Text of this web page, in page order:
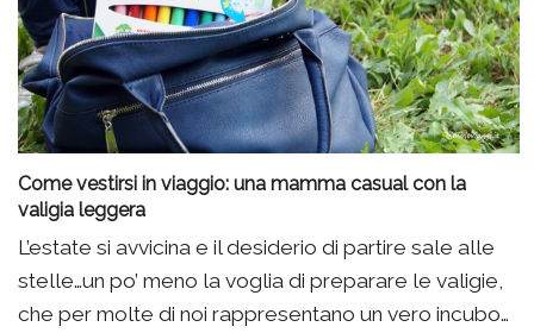
Come vestirsi in viaggio: una mamma casual con la
valigia leggera
L’estate si avvicina e il desiderio di partire sale alle
stelle…un po’ meno la voglia di preparare le valigie,
che per molte di noi rappresentano un vero incubo…